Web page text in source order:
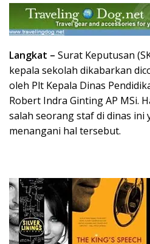
Langkat – Surat Keputusan
kepala sekolah dikabarkan
oleh Plt Kepala Dinas
Robert Indra Ginting AP MSi.
salah seorang staf di dinas ini
menangani hal tersebut.